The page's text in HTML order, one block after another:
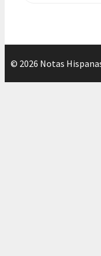
© 2026 Notas